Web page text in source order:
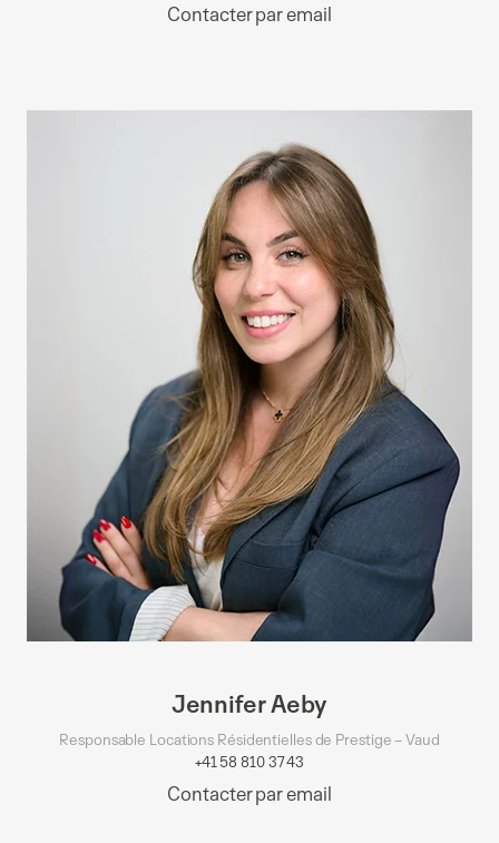
Contacter par email
Jennifer Aeby
Responsable Locations Résidentielles de Prestige – Vaud
+41 58 810 37 43
Contacter par email